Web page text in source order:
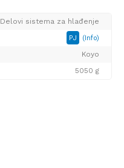
Delovi sistema za hlađenje
PJ (Info)
Koyo
5050 g